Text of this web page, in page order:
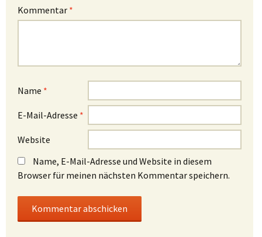
Kommentar *
Name *
E-Mail-Adresse *
Website
Name, E-Mail-Adresse und Website in diesem
Browser für meinen nächsten Kommentar speichern.